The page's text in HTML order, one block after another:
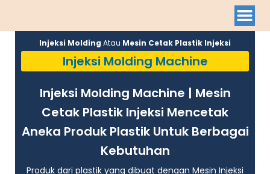
Injeksi Molding Atau Mesin Cetak Plastik Injeksi
Injeksi Molding Machine
Injeksi Molding Machine | Mesin
Cetak Plastik Injeksi Mencetak
Aneka Produk Plastik Untuk Berbagai
Kebutuhan
Produk dari plastik yang dibuat dengan Mesin Injeksi